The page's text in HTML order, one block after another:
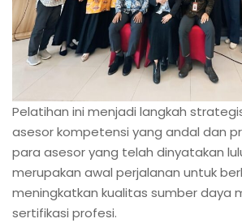
Pelatihan ini menjadi langkah
asesor kompetensi yang andal dan
para asesor yang telah dinyatakan
merupakan awal perjalanan untuk
meningkatkan kualitas sumber daya
sertifikasi profesi.